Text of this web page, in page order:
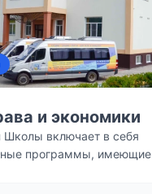
и экономики
Школы включает в себя
программы, имеющие